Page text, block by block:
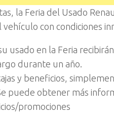
la Feria del Usado
con condiciones
usado en la Feria
durante un año.
y beneficios,
puede obtener más
promociones